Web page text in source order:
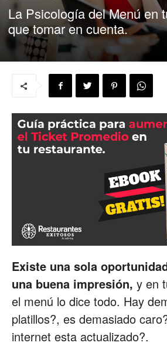
para
Menus
de
La Psicología del Menú en
que tomar en cuenta.
Existe una sola
una buena impresión, y en
el menú lo dice todo. Hay
platillos?, es demasiado
internet esta actualizado?.